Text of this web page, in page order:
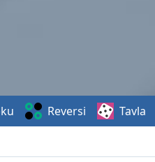
Reversi Tavla